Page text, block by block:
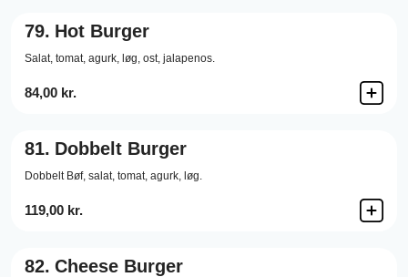
79. Hot Burger
Salat, tomat, agurk, løg, ost, jalapenos.
84,00 kr.
81. Dobbelt Burger
Dobbelt Bøf, salat, tomat, agurk, løg.
119,00 kr.
82. Cheese Burger